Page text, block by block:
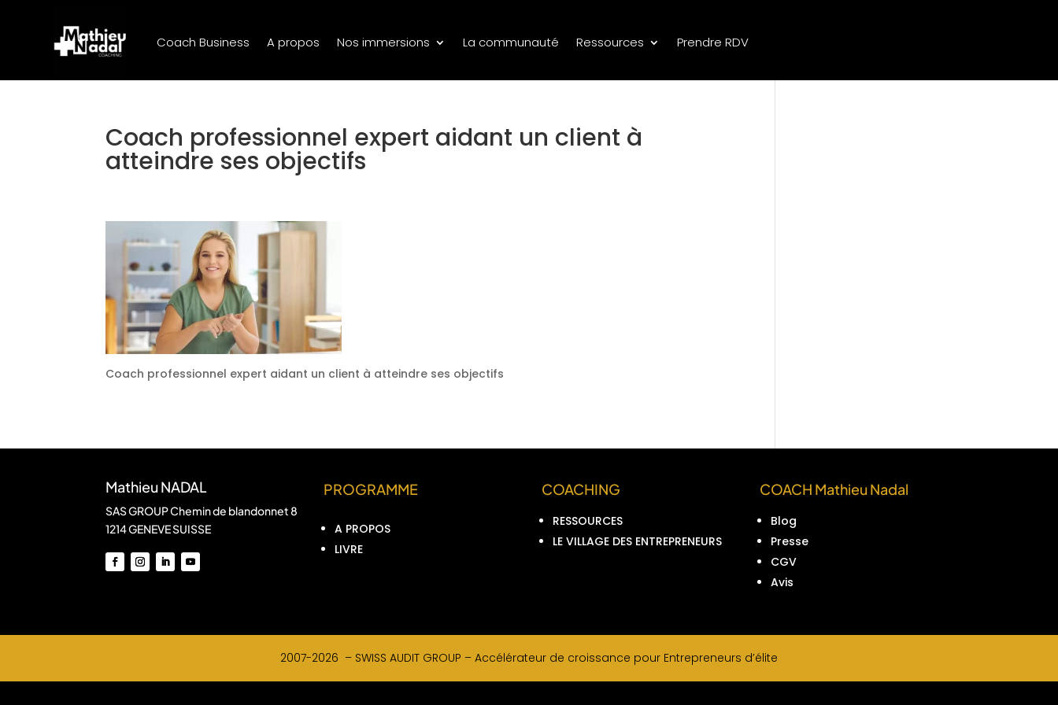
Coach Business A propos Nos immersions La communauté Ressources Prendre RDV
Coach professionnel expert aidant un client à
atteindre ses objectifs
Coach professionnel expert aidant un client à atteindre ses objectifs
Mathieu NADAL
SAS GROUP Chemin de blandonnet 8
1214 GENEVE SUISSE
PROGRAMME
A PROPOS
LIVRE
COACHING
RESSOURCES
LE VILLAGE DES ENTREPRENEURS
COACH Mathieu Nadal
Blog
Presse
CGV
Avis
2007-2026 – SWISS AUDIT GROUP – Accélérateur de croissance pour Entrepreneurs d’élite